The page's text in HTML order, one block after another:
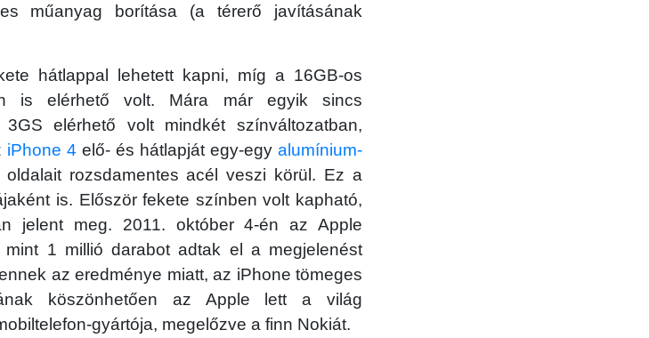
műanyag borítása (a térerő javításának
hátlappal lehetett kapni, míg a 16GB-os
is elérhető volt. Mára már egyik sincs
3GS elérhető volt mindkét színváltozatban,
iPhone 4 elő- és hátlapját egy-egyalumínium-
rozsdamentes acél veszi körül. Ez a
is. Először fekete színben volt kapható,
jelent meg. 2011. október 4-én az Apple
mint 1 millió darabot adtak el a megjelenést
az eredménye miatt, az iPhone tömeges
köszönhetően az Apple lett a világ
gyártója, megelőzve a finn Nokiát.